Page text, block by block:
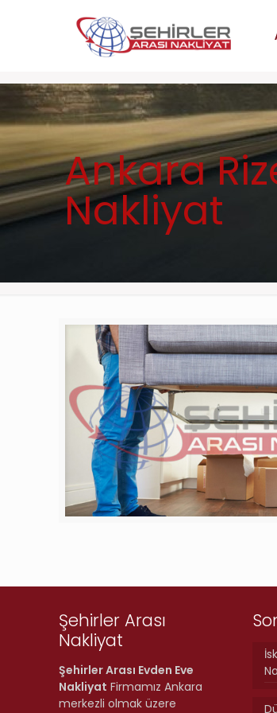
Ankara
Nakliyat
Şehirler Arası
Nakliyat
Şehirler Arası Evden Eve
Nakliyat Firmamız Ankara
merkezli olmak üzere